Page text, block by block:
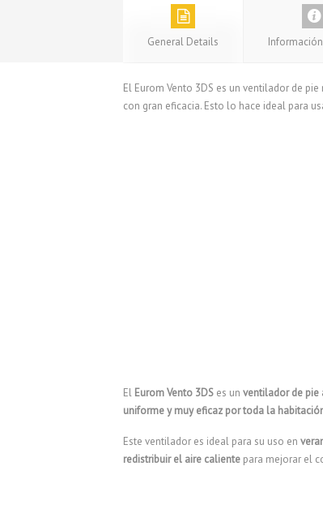
General Details
El Eurom Vento 3DS es un ventilador de
con gran eficacia. Esto lo hace ideal para
El Eurom Vento 3DS es un ventilador de
uniforme y muy eficaz por toda la
Este ventilador es ideal para su uso en
redistribuir el aire caliente para mejorar el